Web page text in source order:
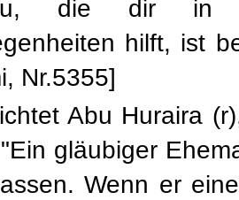
die dir in
hilft, ist
Nr.5355]
Abu Huraira
gläubiger
Wenn er